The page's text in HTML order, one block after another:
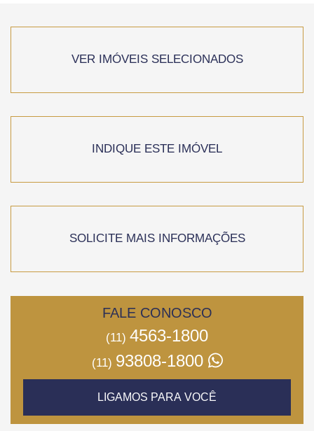
VER IMÓVEIS SELECIONADOS
INDIQUE ESTE IMÓVEL
SOLICITE MAIS INFORMAÇÕES
FALE CONOSCO
(11) 4563-1800
(11) 93808-1800
LIGAMOS PARA VOCÊ